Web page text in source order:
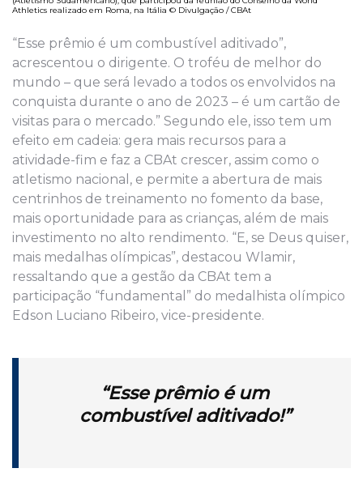
Athletics realizado em Roma, na Itália © Divulgação / CBAt
“Esse prêmio é um combustível aditivado”,
acrescentou o dirigente. O troféu de melhor do
mundo – que será levado a todos os envolvidos na
conquista durante o ano de 2023 – é um cartão de
visitas para o mercado.” Segundo ele, isso tem um
efeito em cadeia: gera mais recursos para a
atividade-fim e faz a CBAt crescer, assim como o
atletismo nacional, e permite a abertura de mais
centrinhos de treinamento no fomento da base,
mais oportunidade para as crianças, além de mais
investimento no alto rendimento. “E, se Deus quiser,
mais medalhas olímpicas”, destacou Wlamir,
ressaltando que a gestão da CBAt tem a
participação “fundamental” do medalhista olímpico
Edson Luciano Ribeiro, vice-presidente.
“Esse prêmio é um
combustível aditivado!”